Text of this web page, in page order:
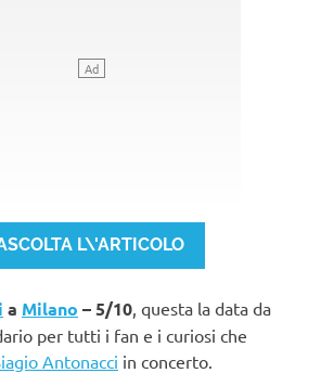
L\'ARTICOLO
a Milano – 5/10 , questa la data da
per tutti i fan e i curiosi che
Antonacci in concerto.